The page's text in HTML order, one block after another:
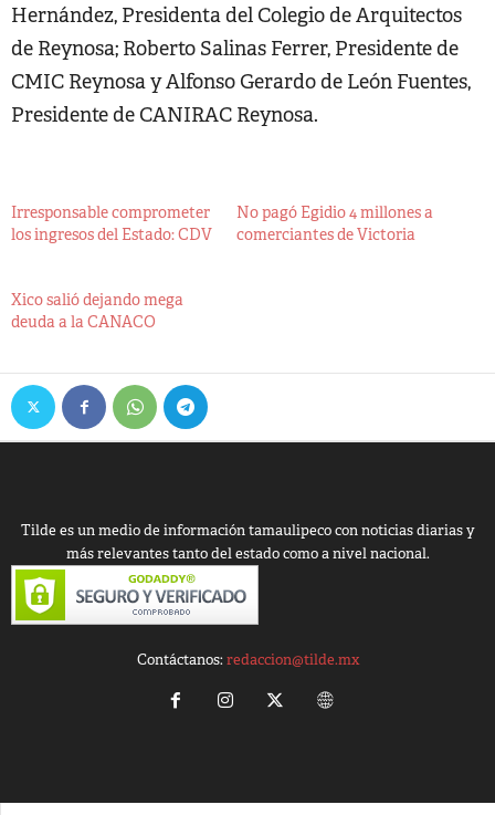
Hernández, Presidenta del Colegio de Arquitectos
de Reynosa; Roberto Salinas Ferrer, Presidente de
CMIC Reynosa y Alfonso Gerardo de León Fuentes,
Presidente de CANIRAC Reynosa.
Irresponsable comprometer
los ingresos del Estado: CDV
No pagó Egidio 4 millones a
comerciantes de Victoria
Xico salió dejando mega
deuda a la CANACO
Tilde es un medio de información tamaulipeco con noticias diarias y
más relevantes tanto del estado como a nivel nacional.
Contáctanos:redaccion@tilde.mx